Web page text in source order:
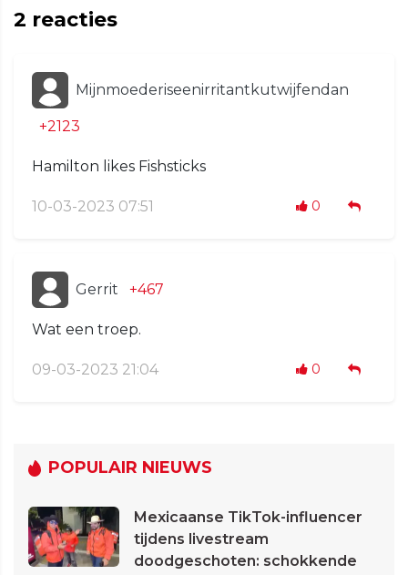
2 reacties
Mijnmoederiseenirritantkutwijfendan
+2123
Hamilton likes Fishsticks
10-03-2023 07:51 0
Gerrit +467
Wat een troep.
09-03-2023 21:04 0
POPULAIR NIEUWS
Mexicaanse TikTok-influencer
tijdens livestream
doodgeschoten: schokkende